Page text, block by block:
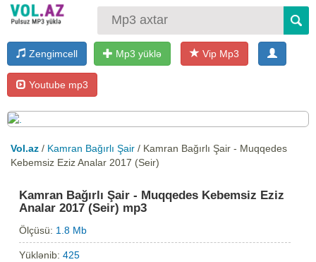
Zengimcell Mp3 yüklə Vip Mp3
Youtube mp3
Vol.az / Kamran Bağırlı Şair / Kamran Bağırlı Şair - Muqqedes
Kebemsiz Eziz Analar 2017 (Seir)
Kamran Bağırlı Şair - Muqqedes Kebemsiz Eziz
Analar 2017 (Seir) mp3
Ölçüsü: 1.8 Mb
Yüklənib:425